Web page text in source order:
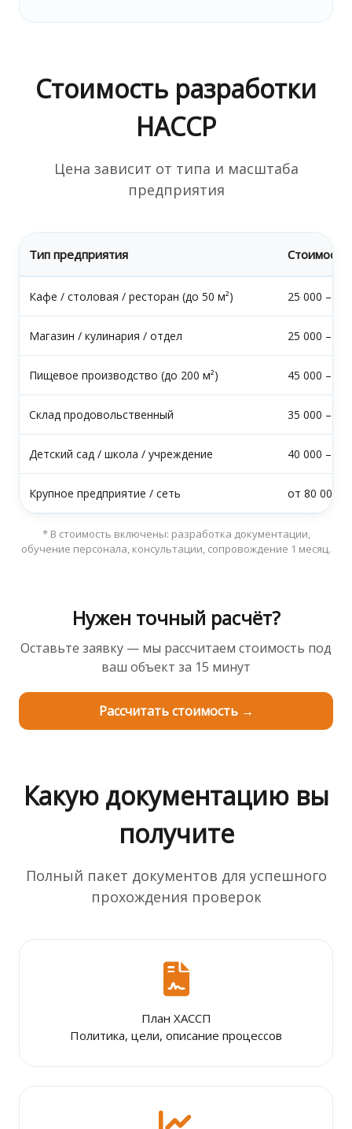
Стоимость разработки
HACCP
Цена зависит от типа и масштаба
предприятия
Тип предприятия
Кафе / столовая / ресторан (до 50 м²) 25 000 – 35
Магазин / кулинария / отдел 25 000 – 40
Пищевое производство (до 200 м²) 45 000 – 60
Склад продовольственный 35 000 – 50
Детский сад / школа / учреждение 40 000 – 55
Крупное предприятие / сеть от 80 000
* В стоимость включены: разработка документации,
обучение персонала, консультации, сопровождение 1 месяц.
Нужен точный расчёт?
Оставьте заявку — мы рассчитаем стоимость под
ваш объект за 15 минут
Рассчитать стоимость →
Какую документацию вы
получите
Полный пакет документов для успешного
прохождения проверок
План ХАССП
Политика, цели, описание процессов